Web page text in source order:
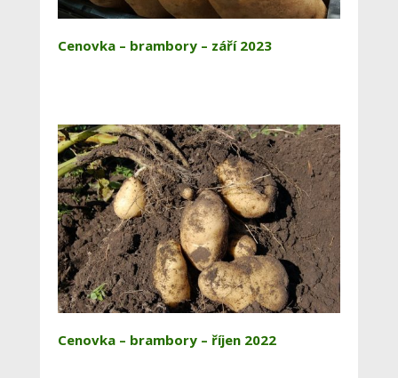
Cenovka – brambory – září 2023
Cenovka – brambory – říjen 2022